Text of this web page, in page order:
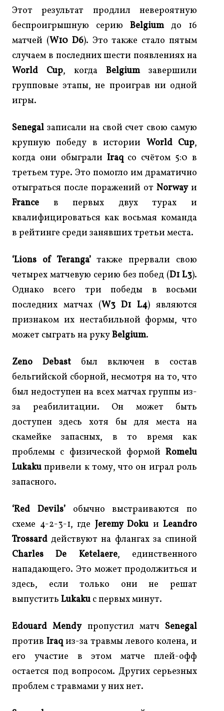
Этот результат продлил невероятную
беспроигрышную серию Belgiumдо 16
матчей (W10 D6). Это также стало пятым
случаем в последних шести появлениях на
World Cup, когда Belgiumзавершили
групповые этапы, не проиграв ни одной
игры.
Senegal записали на свой счет свою самую
крупную победу в истории World Cup,
когда они обыграли Iraqсо счётом 5:0 в
третьем туре. Это помогло им драматично
отыграться после поражений от Norwayи
France в первых двух турах и
квалифицироваться как восьмая команда
в рейтинге среди занявших третьи места.
‘Lions of Teranga’также прервали свою
четырех матчевую серию без побед (D1 L3).
Однако всего три победы в восьми
последних матчах (W3 D1 L4) являются
признаком их нестабильной формы, что
может сыграть на рукуBelgium.
Zeno Debast был включен в состав
бельгийской сборной, несмотря на то, что
был недоступен на всех матчах группы из-
за реабилитации. Он может быть
доступен здесь хотя бы для места на
скамейке запасных, в то время как
проблемы с физической формой Romelu
Lukaku привели к тому, что он играл роль
запасного.
‘Red Devils’обычно выстраиваются по
схеме 4-2-3-1, где Jeremy Doku и Leandro
Trossard действуют на флангах за спиной
Charles De Ketelaere, единственного
нападающего. Это может продолжиться и
здесь, если только они не решат
выпустить Lukaku с первых минут.
Edouard Mendyпропустил матч Senegal
против Iraq из-за травмы левого колена, и
его участие в этом матче плей-офф
остается под вопросом. Других серьезных
проблем с травмами у них нет.